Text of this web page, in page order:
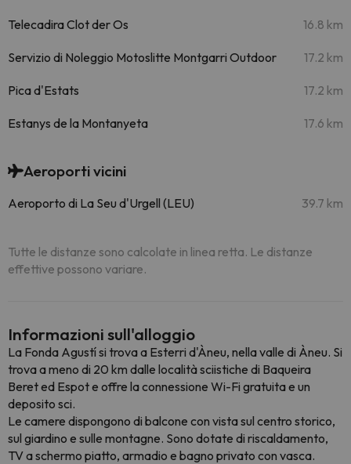
Telecadira Clot der Os 16.8 km
Servizio di Noleggio Motoslitte Montgarri Outdoor 17.2 km
Pica d'Estats 17.2 km
Estanys de la Montanyeta 17.6 km
Aeroporti vicini
Aeroporto di La Seu d'Urgell (LEU) 39.7 km
Tutte le distanze sono calcolate in linea retta. Le distanze
effettive possono variare.
Informazioni sull'alloggio
La Fonda Agustí si trova a Esterri d'Àneu, nella valle di Àneu. Si
trova a meno di 20 km dalle località sciistiche di Baqueira
Beret ed Espot e offre la connessione Wi-Fi gratuita e un
deposito sci.
Le camere dispongono di balcone con vista sul centro storico,
sul giardino e sulle montagne. Sono dotate di riscaldamento,
TV a schermo piatto, armadio e bagno privato con vasca.